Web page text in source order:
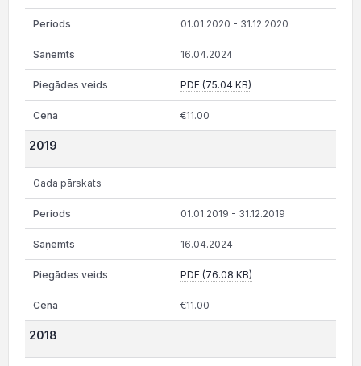
01.01.2020 - 31.12.2020
16.04.2024
PDF (75.04 KB)
€11.00
2019
Gada pārskats
01.01.2019 - 31.12.2019
16.04.2024
PDF (76.08 KB)
€11.00
2018